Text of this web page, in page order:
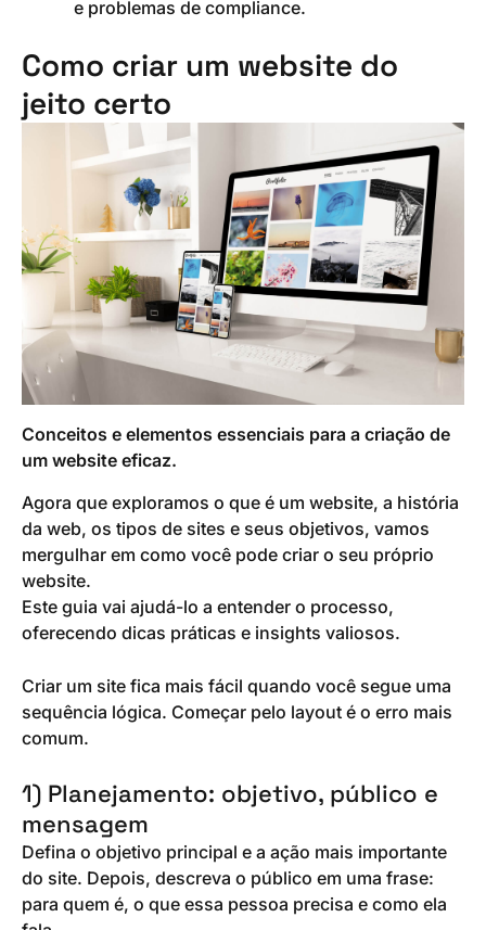
e problemas de compliance.
Como criar um website do
jeito certo
Conceitos e elementos essenciais para a criação de
um website eficaz.
Agora que exploramos o que é um website, a história
da web, os tipos de sites e seus objetivos, vamos
mergulhar em como você pode criar o seu próprio
website.
Este guia vai ajudá-lo a entender o processo,
oferecendo dicas práticas e insights valiosos.
Criar um site fica mais fácil quando você segue uma
sequência lógica. Começar pelo layout é o erro mais
comum.
1) Planejamento: objetivo, público e
mensagem
Defina o objetivo principal e a ação mais importante
do site. Depois, descreva o público em uma frase:
para quem é, o que essa pessoa precisa e como ela